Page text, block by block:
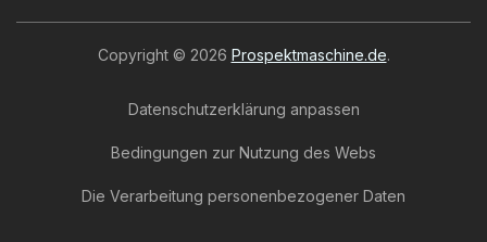
Copyright © 2026 Prospektmaschine.de.
Datenschutzerklärung anpassen
Bedingungen zur Nutzung des Webs
Die Verarbeitung personenbezogener Daten